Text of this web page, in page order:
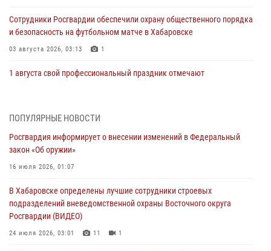
Сотрудники Росгвардии обеспечили охрану общественного порядка
и безопасность на футбольном матче в Хабаровске
03 августа 2026, 03:13 1
1 августа свой профессиональный праздник отмечают
01 августа 2026, 00:00
В Управлении Росгвардии по Хабаровскому краю состоялось
избирательного права
31 июля 2026, 03:26
В г. Советская Гавань сотрудники Росгвардии оказали помощь
ПОПУЛЯРНЫЕ НОВОСТИ
Росгвардия информирует о внесении изменений в Федеральный
закон «Об оружии»
16 июля 2026, 01:07
В Хабаровске определены лучшие сотрудники строевых
подразделений вневедомственной охраны Восточного округа
Росгвардии (ВИДЕО)
24 июля 2026, 03:01 11 1